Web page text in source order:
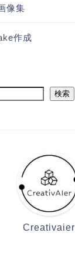
像集
作成
検索
Creativaier